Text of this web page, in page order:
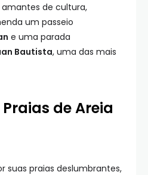
amantes de cultura,
um passeio
e uma parada
Bautista, uma das mais
de Areia
suas praias deslumbrantes,